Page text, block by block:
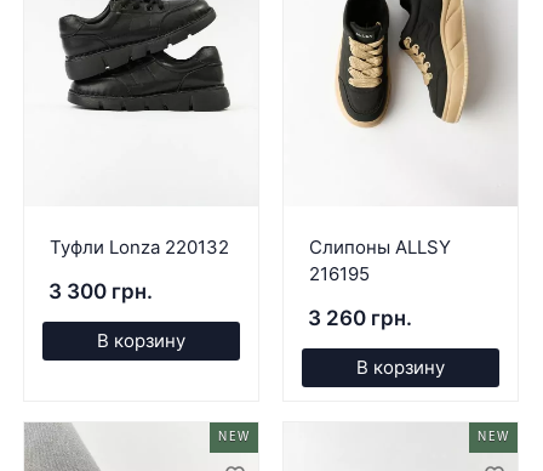
Туфли Lonza 220132
3 300 грн.
В корзину
Слипоны ALLSY
216195
3 260 грн.
В корзину
NEW NEW